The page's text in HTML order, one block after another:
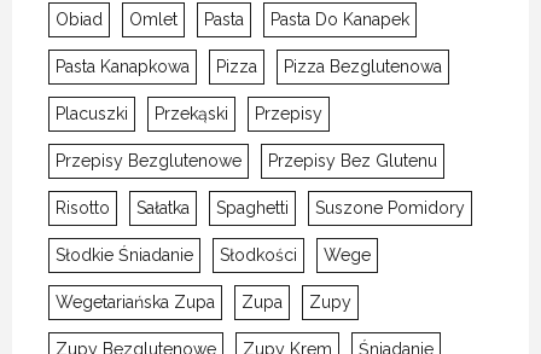
Obiad Omlet Pasta Pasta Do Kanapek
Pasta Kanapkowa Pizza Pizza Bezglutenowa
Placuszki Przekąski Przepisy
Przepisy Bezglutenowe Przepisy Bez Glutenu
Risotto Sałatka Spaghetti Suszone Pomidory
Słodkie Śniadanie Słodkości Wege
Wegetariańska Zupa Zupa Zupy
Zupy Bezglutenowe Zupy Krem Śniadanie